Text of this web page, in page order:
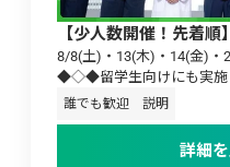
【少人数開催！先着
8/8(土)・13(木)・14(金)・
◆◇◆留学生向けにも実
誰でも歓迎 説明
詳細